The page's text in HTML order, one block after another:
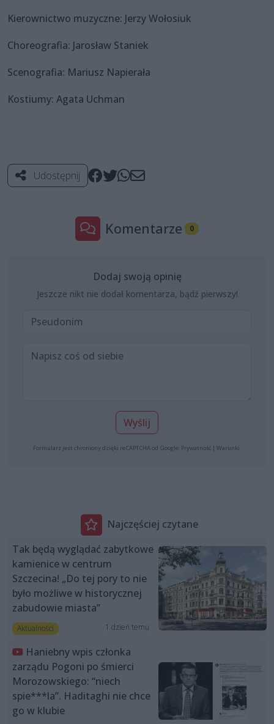
Kierownictwo muzyczne: Jerzy Wołosiuk
Choreografia: Jarosław Staniek
Scenografia: Mariusz Napierała
Kostiumy: Agata Uchman
Udostępnij
Komentarze 0
Dodaj swoją opinię
Jeszcze nikt nie dodał komentarza, bądź pierwszy!
Wyślij
Formularz jest chroniony dzięki reCAPTCHA od Google: Prywatność | Warunki
Najczęściej czytane
Tak będą wyglądać zabytkowe
kamienice w centrum
Szczecina! „Do tej pory to nie
było możliwe w historycznej
zabudowie miasta”
Aktualności 1 dzień temu
Haniebny wpis członka
zarządu Pogoni po śmierci
Morozowskiego: “niech
spie***la”. Haditaghi nie chce
go w klubie